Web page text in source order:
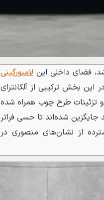
فضای داخلی اینلامبورگینی
این بخش ترکیبی از آلکانترای
تزئینات طرح چوب همراه شده
شده‌اند تا حسی فراتر
از نشان‌های منصوری در